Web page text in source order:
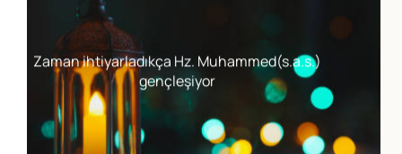
Zaman ihtiyarladıkça Hz. Muhammed(s.a.s.)
gençleşiyor